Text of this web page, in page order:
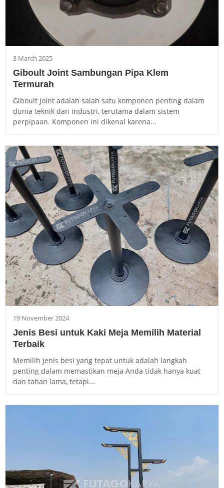
3 March 2025
Giboult Joint Sambungan Pipa Klem
Termurah
Giboult joint adalah salah satu komponen penting dalam
dunia teknik dan industri, terutama dalam sistem
perpipaan. Komponen ini dikenal karena...
19 November 2024
Jenis Besi untuk Kaki Meja Memilih Material
Terbaik
Memilih jenis besi yang tepat untuk adalah langkah
penting dalam memastikan meja Anda tidak hanya kuat
dan tahan lama, tetapi...